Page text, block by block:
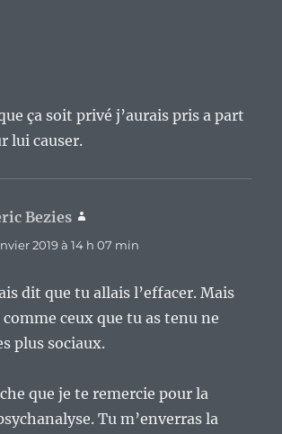
ça soit privé j’aurais pris a part
lui causer.
Bezies
2019 à 14 h 07 min
dit que tu allais l’effacer. Mais
comme ceux que tu as tenu ne
plus sociaux.
que je te remercie pour la
Tu m’enverras la